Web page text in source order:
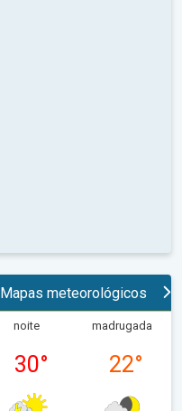
Mapas meteorológicos
noite
30°
madrugada
22°